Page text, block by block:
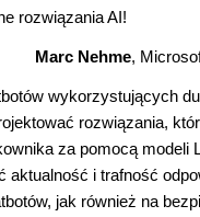
rozwiązania AI!
Marc Nehme,
wykorzystujących
rozwiązania,
za pomocą modeli
aktualność i trafność
jak również na